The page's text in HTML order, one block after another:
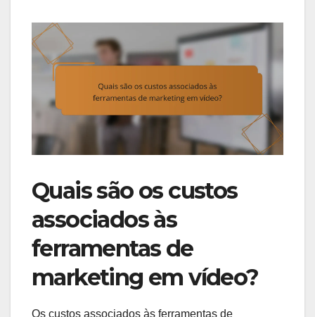
Quais são os custos
associados às
ferramentas de
marketing em vídeo?
Os custos associados às ferramentas de